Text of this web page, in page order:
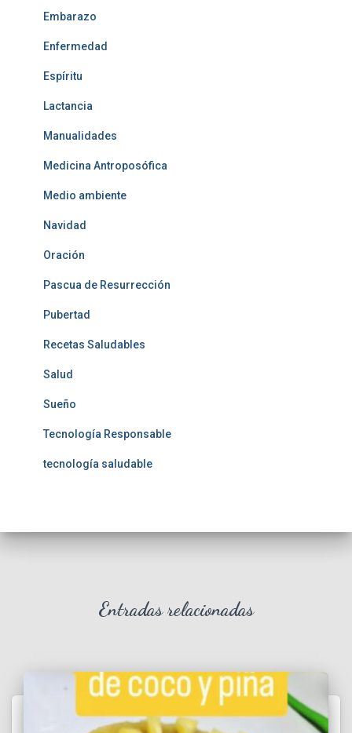
Embarazo
Enfermedad
Espíritu
Lactancia
Manualidades
Medicina Antroposófica
Medio ambiente
Navidad
Oración
Pascua de Resurrección
Pubertad
Recetas Saludables
Salud
Sueño
Tecnología Responsable
tecnología saludable
Entradas relacionadas